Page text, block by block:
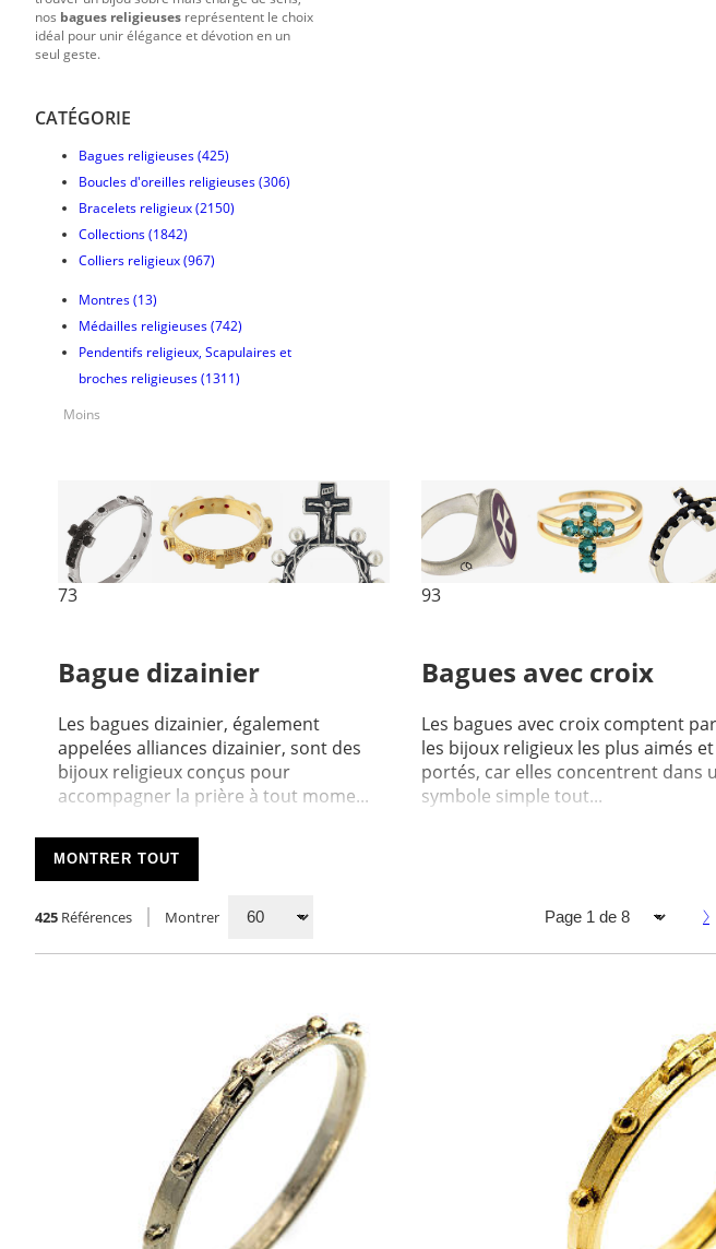
nos bagues religieuses représentent le choix
idéal pour unir élégance et dévotion en un
seul geste.
CATÉGORIE
Bagues religieuses(425)
Boucles d'oreilles religieuses(306)
Bracelets religieux(2150)
Collections(1842)
Colliers religieux(967)
Montres(13)
Médailles religieuses(742)
Pendentifs religieux, Scapulaires et
broches religieuses(1311)
Moins
73
Bague dizainier
Les bagues dizainier, également
appelées alliances dizainier, sont des
bijoux religieux conçus pour
accompagner la prière à tout mome...
93
Bagues avec croix
Les bagues avec croix comptent
les bijoux religieux les plus aimés et
portés, car elles concentrent dans
symbole simple tout...
Bagues divers
Dans cette catégorie, vous trouverez
une sélection de bagues religieuses aux
formes et aux symboles variés, pensées
pour exprimer la ...
MONTRER TOUT
425 Références Montrer